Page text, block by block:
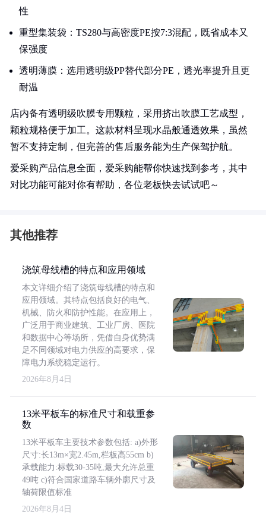
性
重型集装袋：TS280与高密度PE按7:3混配，既省成本又
保强度
透明薄膜：选用透明级PP替代部分PE，透光率提升且更
耐温
店内备有透明级吹膜专用颗粒，采用挤出吹膜工艺成型，
颗粒规格便于加工。这款材料呈现水晶般通透效果，虽然
暂不支持定制，但完善的售后服务能为生产保驾护航。
爱采购产品信息全面，爱采购能帮你快速找到参考，其中
对比功能可能对你有帮助，各位老板快去试试吧～
其他推荐
浇筑母线槽的特点和应用领域
本文详细介绍了浇筑母线槽的特点和
应用领域。其特点包括良好的电气、
机械、防火和防护性能。在应用上，
广泛用于商业建筑、工业厂房、医院
和数据中心等场所，凭借自身优势满
足不同领域对电力供应的高要求，保
障电力系统稳定运行。
2026年8月4日
13米平板车的标准尺寸和载重参
数
13米平板车主要技术参数包括: a)外形
尺寸:长13m×宽2.45m,栏板高55cm b)
承载能力:标载30-35吨,最大允许总重
49吨 c)符合国家道路车辆外廓尺寸及
轴荷限值标准
2026年8月4日